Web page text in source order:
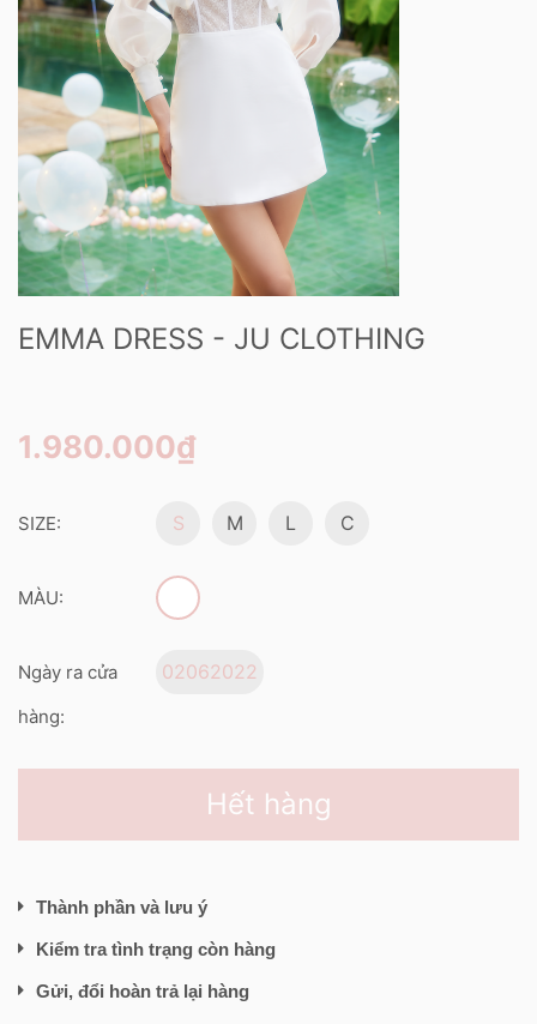
EMMA DRESS - JU CLOTHING
1.980.000₫
SIZE: S M L C
MÀU:
Ngày ra cửa
hàng:
02062022
Hết hàng
Thành phần và lưu ý
Kiểm tra tình trạng còn hàng
Gửi, đổi hoàn trả lại hàng